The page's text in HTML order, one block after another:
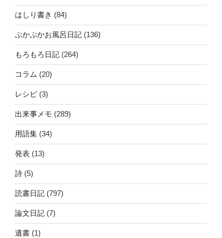
はしり書き (84)
ぷかぷかお風呂日記 (136)
もろもろ日記 (264)
コラム (20)
レシピ (3)
出来事メモ (289)
用語集 (34)
発表 (13)
詩 (5)
読書日記 (797)
論文日記 (7)
遺書 (1)